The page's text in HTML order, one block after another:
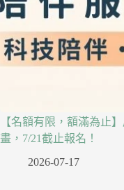
【名額有限，額滿為止
畫，7/21截止報名！
2026-07-17